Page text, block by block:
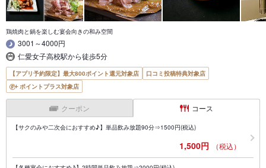
鶏焼肉と鍋を楽しむ宴会向きの和み空間
3001～4000円
仁愛女子高校駅から徒歩5分
【アプリ予約限定】最大800ポイント還元対象店
口コミ投稿特典対象店
ポイントプラス対象店
クーポン コース
【サクのみや二次会におすすめ♪】単品飲み放題90分⇒1500円(税込)
1,500円 （税込）